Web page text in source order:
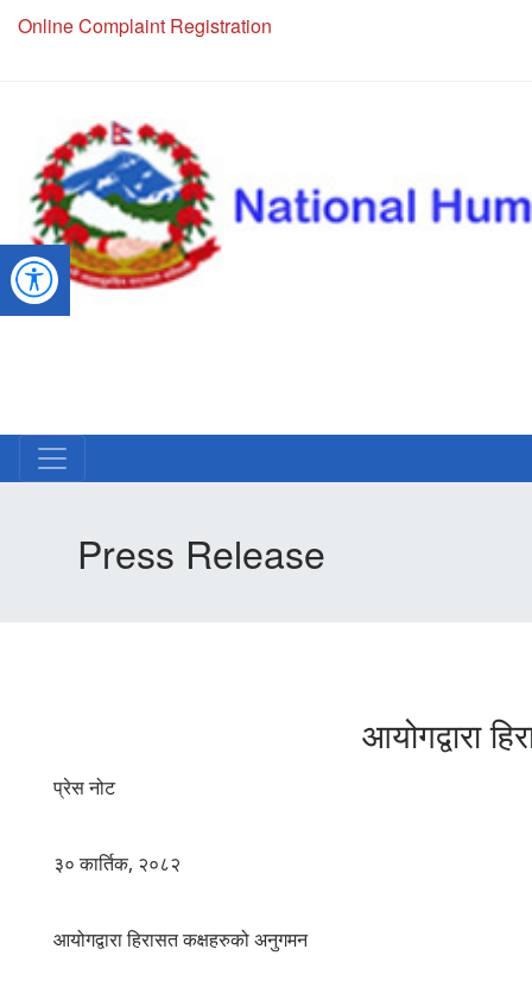
Online Complaint Registration
Press Release
आयोगद्वारा
प्रेस नोट
३० कार्तिक, २०८२
आयोगद्वारा हिरासत कक्षहरुको अनुगमन